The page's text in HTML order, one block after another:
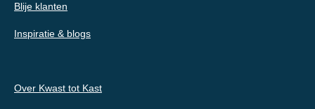
Blije klanten
Inspiratie & blogs
Over Kwast tot Kast